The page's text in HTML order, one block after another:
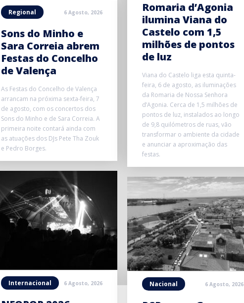
Regional 6 Agosto, 2026
Sons do Minho e
Sara Correia abrem
Festas do Concelho
de Valença
As Festas do Concelho de Valença
arrancam na próxima sexta-feira, 7
de agosto, com os concertos dos
Sons do Minho e de Sara Correia. A
primeira noite contará ainda com
as atuações dos DJs Pete Tha Zouk
e Pedro Borges.
Internacional 6 Agosto, 2026
Romaria d’Agonia
ilumina Viana do
Castelo com 1,5
milhões de pontos
de luz
Viana do Castelo liga esta quinta-
feira, 6 de agosto, as iluminações
da Romaria de Nossa Senhora
d’Agonia. Cerca de 1,5 milhões de
pontos de luz, instalados ao longo
de 9,8 quilómetros de ruas, vão
transformar o ambiente da cidade
e anunciar a aproximação das
festas.
Nacional 6 Agosto, 2026